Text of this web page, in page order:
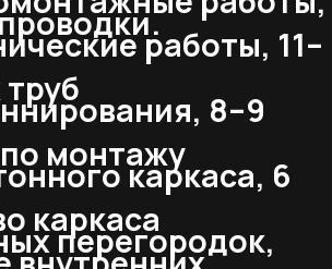
работы, 11–
8–9
монтажу
каркаса, 6
каркаса
перегородок,